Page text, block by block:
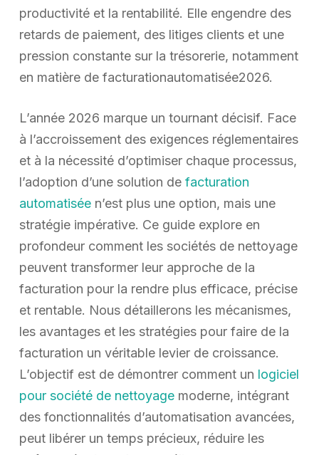
productivité et la rentabilité. Elle engendre des
retards de paiement, des litiges clients et une
pression constante sur la trésorerie, notamment
en matière de facturationautomatisée2026.
L’année 2026 marque un tournant décisif. Face
à l’accroissement des exigences réglementaires
et à la nécessité d’optimiser chaque processus,
l’adoption d’une solution de facturation
automatiséen’est plus une option, mais une
stratégie impérative. Ce guide explore en
profondeur comment les sociétés de nettoyage
peuvent transformer leur approche de la
facturation pour la rendre plus efficace, précise
et rentable. Nous détaillerons les mécanismes,
les avantages et les stratégies pour faire de la
facturation un véritable levier de croissance.
L’objectif est de démontrer comment un logiciel
pour société de nettoyagemoderne, intégrant
des fonctionnalités d’automatisation avancées,
peut libérer un temps précieux, réduire les